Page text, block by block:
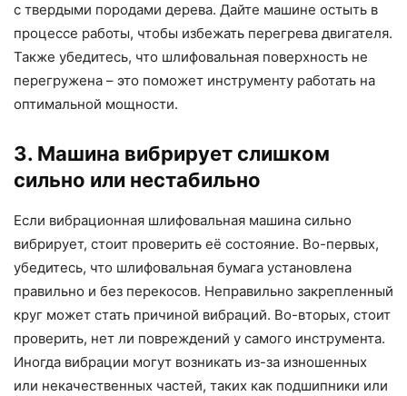
с твердыми породами дерева. Дайте машине остыть в
процессе работы, чтобы избежать перегрева двигателя.
Также убедитесь, что шлифовальная поверхность не
перегружена – это поможет инструменту работать на
оптимальной мощности.
3. Машина вибрирует слишком
сильно или нестабильно
Если вибрационная шлифовальная машина сильно
вибрирует, стоит проверить её состояние. Во-первых,
убедитесь, что шлифовальная бумага установлена
правильно и без перекосов. Неправильно закрепленный
круг может стать причиной вибраций. Во-вторых, стоит
проверить, нет ли повреждений у самого инструмента.
Иногда вибрации могут возникать из-за изношенных
или некачественных частей, таких как подшипники или